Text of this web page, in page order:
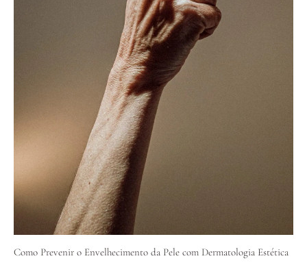
Como Prevenir o Envelhecimento da Pele com Dermatologia Estética